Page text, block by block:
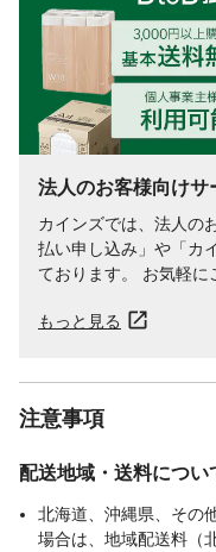
法人のお客様向けサ
カインズでは、法人の
払い申し込み」や「カ
ております。 お気軽に
もっと見る
注意事項
配送地域・送料につい
北海道、沖縄県、その
場合は、地域配送料（